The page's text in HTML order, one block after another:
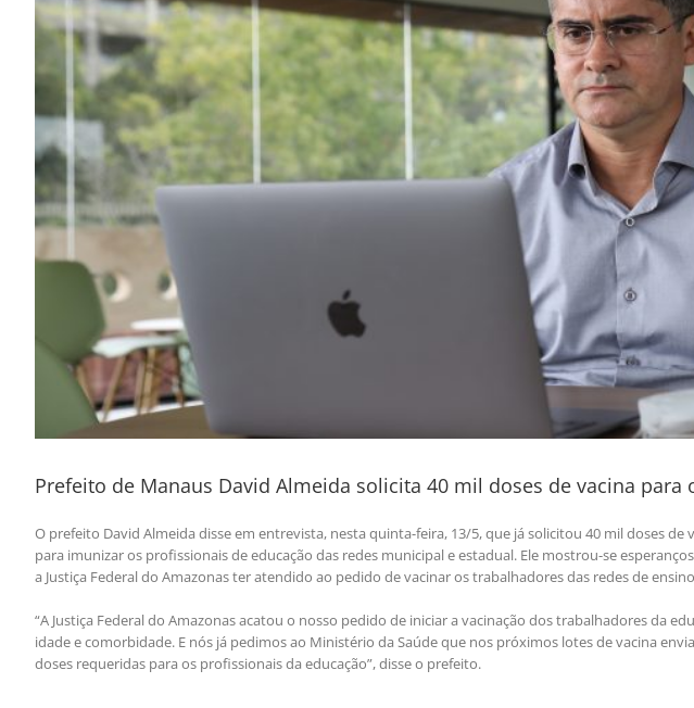
Prefeito de Manaus David Almeida solicita 40 mil doses de vacina para
O prefeito David Almeida disse em entrevista, nesta quinta-feira, 13/5, que já solicitou 40 mil doses de
para imunizar os profissionais de educação das redes municipal e estadual. Ele mostrou-se
a Justiça Federal do Amazonas ter atendido ao pedido de vacinar os trabalhadores das redes de
“A Justiça Federal do Amazonas acatou o nosso pedido de iniciar a vacinação dos trabalhadores da
idade e comorbidade. E nós já pedimos ao Ministério da Saúde que nos próximos lotes de vacina
doses requeridas para os profissionais da educação”, disse o prefeito.